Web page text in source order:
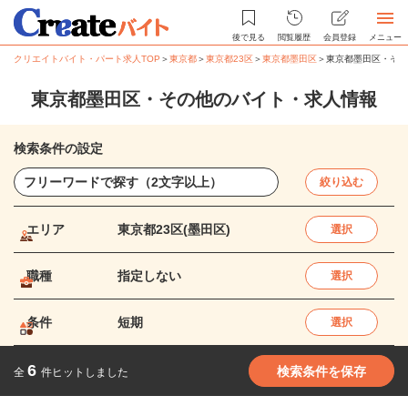
後で見る 閲覧履歴 会員登録 メニュー
クリエイトバイト・パート求人TOP ＞東京都＞東京都23区＞東京都墨田区＞東京都墨田区・そ
東京都墨田区・その他のバイト・求人情報
検索条件の設定
絞り込む
エリア 東京都23区(墨田区) 選択
職種 指定しない 選択
条件 短期 選択
全 6 件ヒットしました 検索条件を保存